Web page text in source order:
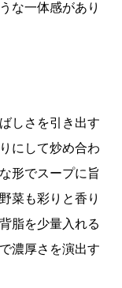
な一体感があり
しさを引き出す
にして炒め合わ
形でスープに旨
菜も彩りと香り
脂を少量入れる
濃厚さを演出す